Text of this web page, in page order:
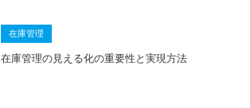
在庫管理
在庫管理の見える化の重要性と実現方法